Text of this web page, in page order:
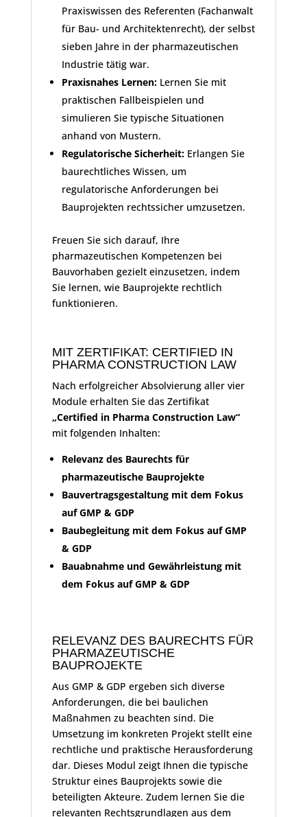
Praxiswissen des Referenten (Fachanwalt
für Bau- und Architektenrecht), der selbst
sieben Jahre in der pharmazeutischen
Industrie tätig war.
Praxisnahes Lernen:Lernen Sie mit
praktischen Fallbeispielen und
simulieren Sie typische Situationen
anhand von Mustern.
Regulatorische Sicherheit:Erlangen Sie
baurechtliches Wissen, um
regulatorische Anforderungen bei
Bauprojekten rechtssicher umzusetzen.
Freuen Sie sich darauf, Ihre
pharmazeutischen Kompetenzen bei
Bauvorhaben gezielt einzusetzen, indem
Sie lernen, wie Bauprojekte rechtlich
funktionieren.
MIT ZERTIFIKAT: CERTIFIED IN
PHARMA CONSTRUCTION LAW
Nach erfolgreicher Absolvierung aller vier
Module erhalten Sie das Zertifikat
„Certified in Pharma Construction Law“
mit folgenden Inhalten:
Relevanz des Baurechts für
pharmazeutische Bauprojekte
Bauvertragsgestaltung mit dem Fokus
auf GMP & GDP
Baubegleitung mit dem Fokus auf GMP
& GDP
Bauabnahme und Gewährleistung mit
dem Fokus auf GMP & GDP
RELEVANZ DES BAURECHTS FÜR
PHARMAZEUTISCHE
BAUPROJEKTE
Aus GMP & GDP ergeben sich diverse
Anforderungen, die bei baulichen
Maßnahmen zu beachten sind. Die
Umsetzung im konkreten Projekt stellt eine
rechtliche und praktische Herausforderung
dar. Dieses Modul zeigt Ihnen die typische
Struktur eines Bauprojekts sowie die
beteiligten Akteure. Zudem lernen Sie die
relevanten Rechtsgrundlagen aus dem